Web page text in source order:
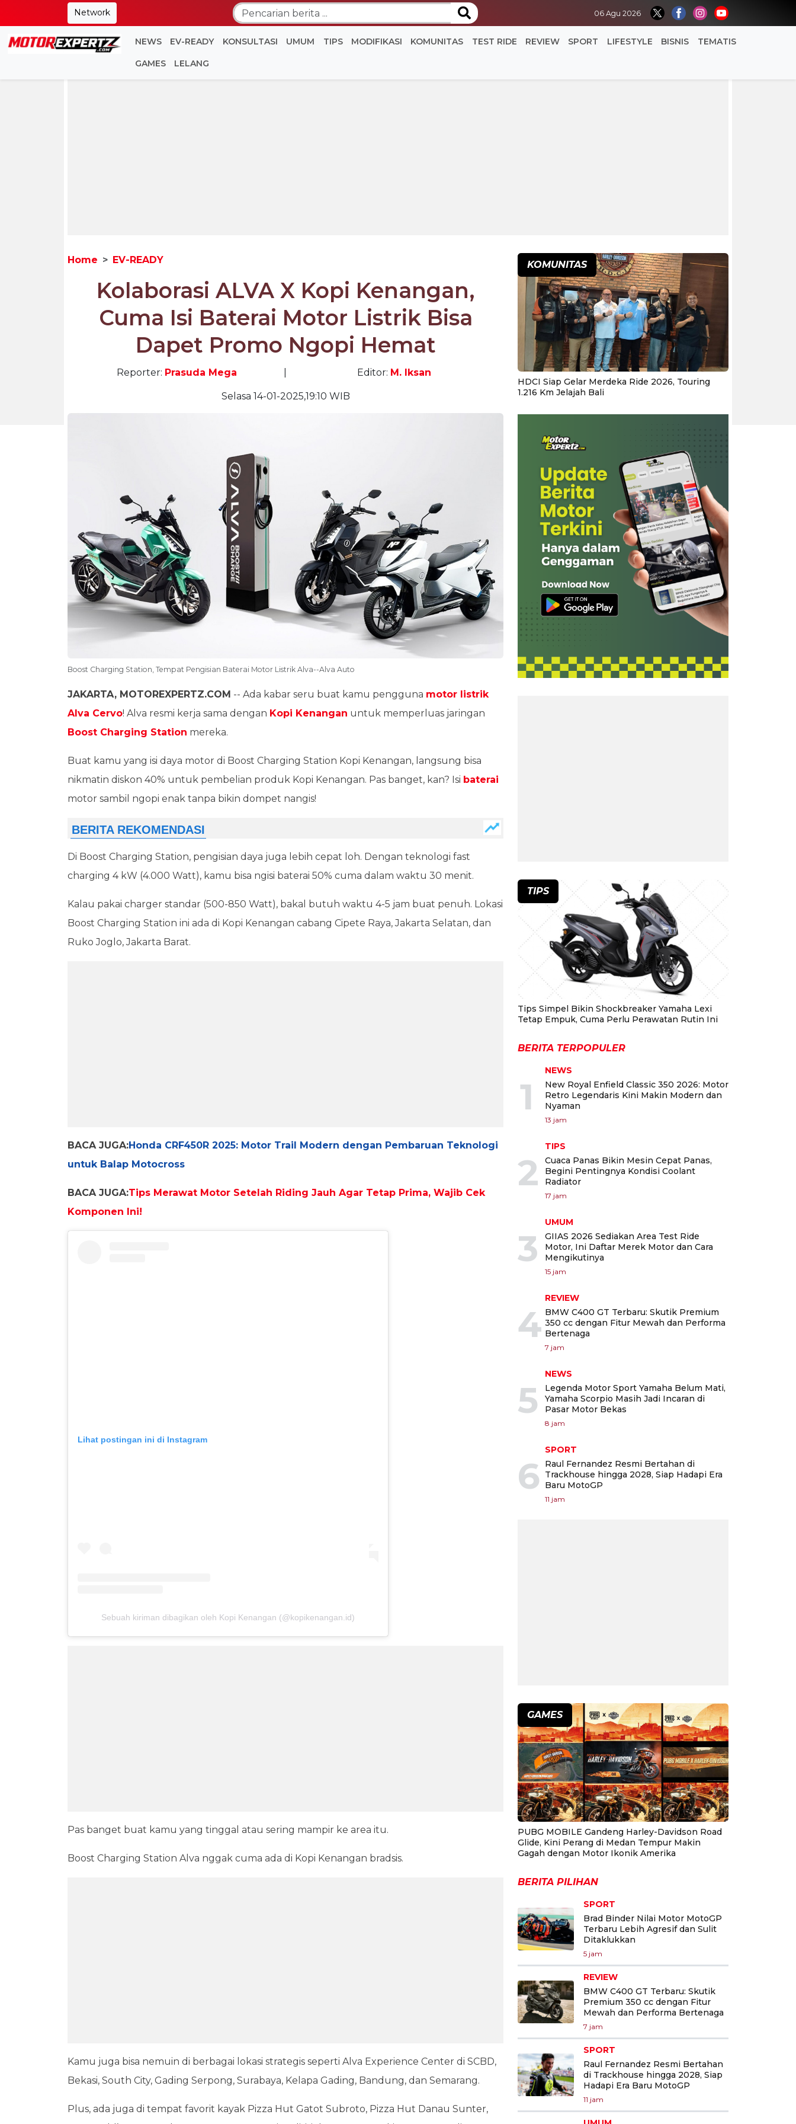
Network 06 Agu 2026
NEWS EV-READY KONSULTASI UMUM TIPS MODIFIKASI KOMUNITAS TEST RIDE REVIEW SPORT LIFESTYLE BISNIS TEMATIS
GAMES LELANG
Home EV-READY
Kolaborasi ALVA X Kopi Kenangan,
Cuma Isi Baterai Motor Listrik Bisa
Dapet Promo Ngopi Hemat
Reporter: Prasuda Mega Editor: M. Iksan
Selasa 14-01-2025,19:10 WIB
Boost Charging Station, Tempat Pengisian Baterai Motor Listrik Alva--Alva Auto
JAKARTA, MOTOREXPERTZ.COM -- Ada kabar seru buat kamu pengguna motor listrik
Alva Cervo! Alva resmi kerja sama dengan Kopi Kenangan untuk memperluas jaringan
Boost Charging Station mereka.
Buat kamu yang isi daya motor di Boost Charging Station Kopi Kenangan, langsung bisa
nikmatin diskon 40% untuk pembelian produk Kopi Kenangan. Pas banget, kan? Isi baterai
motor sambil ngopi enak tanpa bikin dompet nangis!
Di Boost Charging Station, pengisian daya juga lebih cepat loh. Dengan teknologi fast
charging 4 kW (4.000 Watt), kamu bisa ngisi baterai 50% cuma dalam waktu 30 menit.
Kalau pakai charger standar (500-850 Watt), bakal butuh waktu 4-5 jam buat penuh. Lokasi
Boost Charging Station ini ada di Kopi Kenangan cabang Cipete Raya, Jakarta Selatan, dan
Ruko Joglo, Jakarta Barat.
BACA JUGA:Honda CRF450R 2025: Motor Trail Modern dengan Pembaruan Teknologi
untuk Balap Motocross
BACA JUGA:Tips Merawat Motor Setelah Riding Jauh Agar Tetap Prima, Wajib Cek
Komponen Ini!
Lihat postingan ini di Instagram
Sebuah kiriman dibagikan oleh Kopi Kenangan (@kopikenangan.id)
Pas banget buat kamu yang tinggal atau sering mampir ke area itu.
Boost Charging Station Alva nggak cuma ada di Kopi Kenangan bradsis.
Kamu juga bisa nemuin di berbagai lokasi strategis seperti Alva Experience Center di SCBD,
Bekasi, South City, Gading Serpong, Surabaya, Kelapa Gading, Bandung, dan Semarang.
Plus, ada juga di tempat favorit kayak Pizza Hut Gatot Subroto, Pizza Hut Danau Sunter,
KOMUNITAS
HDCI Siap Gelar Merdeka Ride 2026, Touring
1.216 Km Jelajah Bali
TIPS
Tips Simpel Bikin Shockbreaker Yamaha Lexi
Tetap Empuk, Cuma Perlu Perawatan Rutin Ini
BERITA TERPOPULER
1
NEWS
New Royal Enfield Classic 350 2026: Motor
Retro Legendaris Kini Makin Modern dan
Nyaman
13 jam
2
TIPS
Cuaca Panas Bikin Mesin Cepat Panas,
Begini Pentingnya Kondisi Coolant
Radiator
17 jam
3
UMUM
GIIAS 2026 Sediakan Area Test Ride
Motor, Ini Daftar Merek Motor dan Cara
Mengikutinya
15 jam
4
REVIEW
BMW C400 GT Terbaru: Skutik Premium
350 cc dengan Fitur Mewah dan Performa
Bertenaga
7 jam
5
NEWS
Legenda Motor Sport Yamaha Belum Mati,
Yamaha Scorpio Masih Jadi Incaran di
Pasar Motor Bekas
8 jam
6
SPORT
Raul Fernandez Resmi Bertahan di
Trackhouse hingga 2028, Siap Hadapi Era
Baru MotoGP
11 jam
GAMES
PUBG MOBILE Gandeng Harley-Davidson Road
Glide, Kini Perang di Medan Tempur Makin
Gagah dengan Motor Ikonik Amerika
BERITA PILIHAN
SPORT
Brad Binder Nilai Motor MotoGP
Terbaru Lebih Agresif dan Sulit
Ditaklukkan
5 jam
REVIEW
BMW C400 GT Terbaru: Skutik
Premium 350 cc dengan Fitur
Mewah dan Performa Bertenaga
7 jam
SPORT
Raul Fernandez Resmi Bertahan
di Trackhouse hingga 2028, Siap
Hadapi Era Baru MotoGP
11 jam